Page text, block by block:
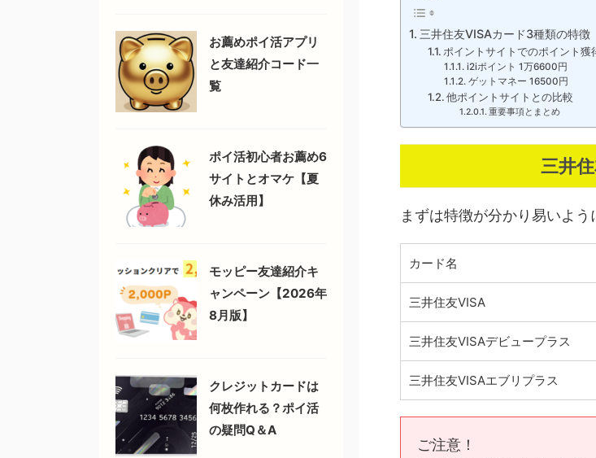
三井住友VISAカード3種類の特徴
ポイントサイトでのポイント獲
i2iポイント 1万6600円
ゲットマネー 16500円
他ポイントサイトとの比較
重要事項とまとめ
三井
まずは特徴が分かり易いよう
カード名
三井住友VISA
三井住友VISAデビュープラス
三井住友VISAエブリプラス
ご注意！
お薦めポイ活アプリ
と友達紹介コード一
覧
ポイ活初心者お薦め6
サイトとオマケ【夏
休み活用】
モッピー友達紹介キ
ャンペーン【2026年
8月版】
クレジットカードは
何枚作れる？ポイ活
の疑問Q＆A